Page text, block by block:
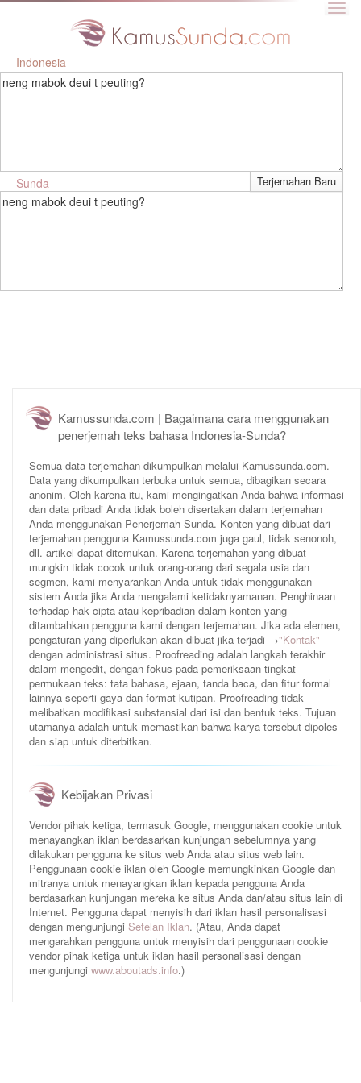
Indonesia
neng mabok deui t peuting?
Sunda
neng mabok deui t peuting?
Kamussunda.com | Bagaimana cara menggunakan
penerjemah teks bahasa Indonesia-Sunda?
Semua data terjemahan dikumpulkan melalui Kamussunda.com.
Data yang dikumpulkan terbuka untuk semua, dibagikan secara
anonim. Oleh karena itu, kami mengingatkan Anda bahwa informasi
dan data pribadi Anda tidak boleh disertakan dalam terjemahan
Anda menggunakan Penerjemah Sunda. Konten yang dibuat dari
terjemahan pengguna Kamussunda.com juga gaul, tidak senonoh,
dll. artikel dapat ditemukan. Karena terjemahan yang dibuat
mungkin tidak cocok untuk orang-orang dari segala usia dan
segmen, kami menyarankan Anda untuk tidak menggunakan
sistem Anda jika Anda mengalami ketidaknyamanan. Penghinaan
terhadap hak cipta atau kepribadian dalam konten yang
ditambahkan pengguna kami dengan terjemahan. Jika ada elemen,
pengaturan yang diperlukan akan dibuat jika terjadi →"Kontak"
dengan administrasi situs. Proofreading adalah langkah terakhir
dalam mengedit, dengan fokus pada pemeriksaan tingkat
permukaan teks: tata bahasa, ejaan, tanda baca, dan fitur formal
lainnya seperti gaya dan format kutipan. Proofreading tidak
melibatkan modifikasi substansial dari isi dan bentuk teks. Tujuan
utamanya adalah untuk memastikan bahwa karya tersebut dipoles
dan siap untuk diterbitkan.
Kebijakan Privasi
Vendor pihak ketiga, termasuk Google, menggunakan cookie untuk
menayangkan iklan berdasarkan kunjungan sebelumnya yang
dilakukan pengguna ke situs web Anda atau situs web lain.
Penggunaan cookie iklan oleh Google memungkinkan Google dan
mitranya untuk menayangkan iklan kepada pengguna Anda
berdasarkan kunjungan mereka ke situs Anda dan/atau situs lain di
Internet. Pengguna dapat menyisih dari iklan hasil personalisasi
dengan mengunjungi Setelan Iklan. (Atau, Anda dapat
mengarahkan pengguna untuk menyisih dari penggunaan cookie
vendor pihak ketiga untuk iklan hasil personalisasi dengan
mengunjungi www.aboutads.info.)